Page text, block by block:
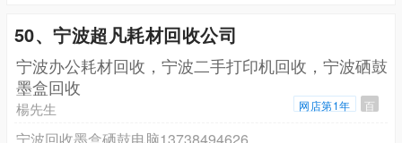
50、宁波超凡耗材回收公司
宁波办公耗材回收，宁波二手打印机回收，宁波硒鼓
墨盒回收
楊先生 网店第1年 百
宁波回收墨盒硒鼓电脑13738494626